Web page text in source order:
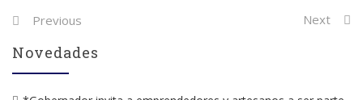
Post
navigation
Previous Next
Novedades